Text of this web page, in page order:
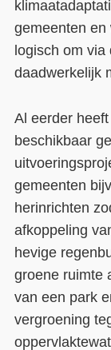
gemeenten en
logisch om via
daadwerkelijk
Al eerder
beschikbaar
gemeenten
herinrichten
afkoppeling
hevige
groene ruimte
van een park
vergroening